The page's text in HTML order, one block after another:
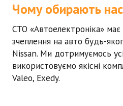
Чому обирають
СТО «Автоелектроніка» має
зчеплення на авто будь-
Nissan. Ми дотримуємось
використовуємо якісні
Valeo, Exedy.